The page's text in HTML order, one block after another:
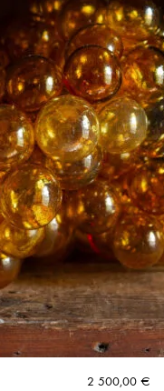
2 500,00 €